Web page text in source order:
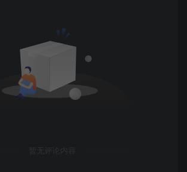
暂无评论内容